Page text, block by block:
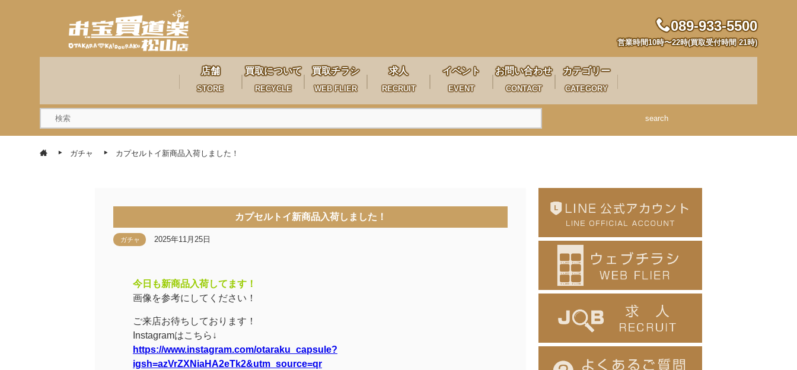
089-933-5500
営業時間10時〜22時(買取受付時間 21時)
店舗
STORE
買取について
RECYCLE
買取チラシ
WEB FLIER
求人
RECRUIT
イベント
EVENT
お問い合わせ
CONTACT
カテゴリー
CATEGORY
search
ガチャ カプセルトイ新商品入荷しました！
カプセルトイ新商品入荷しました！
ガチャ 2025年11月25日
今日も新商品入荷してます！
画像を参考にしてください！
ご来店お待ちしております！
Instagramはこちら↓
https://www.instagram.com/otaraku_capsule?
igsh=azVrZXNiaHA2eTk2&utm_source=qr